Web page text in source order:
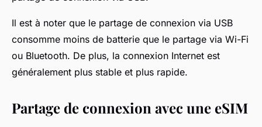
Il est à noter que le partage de connexion via USB
consomme moins de batterie que le partage via Wi-Fi
ou Bluetooth. De plus, la connexion Internet est
généralement plus stable et plus rapide.
Partage de connexion avec une eSIM